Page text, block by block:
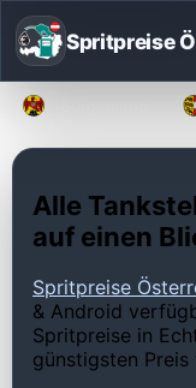
Spritpreise
Alle
auf einen
Spritpreise
& Android
Spritpreise in
günstigsten